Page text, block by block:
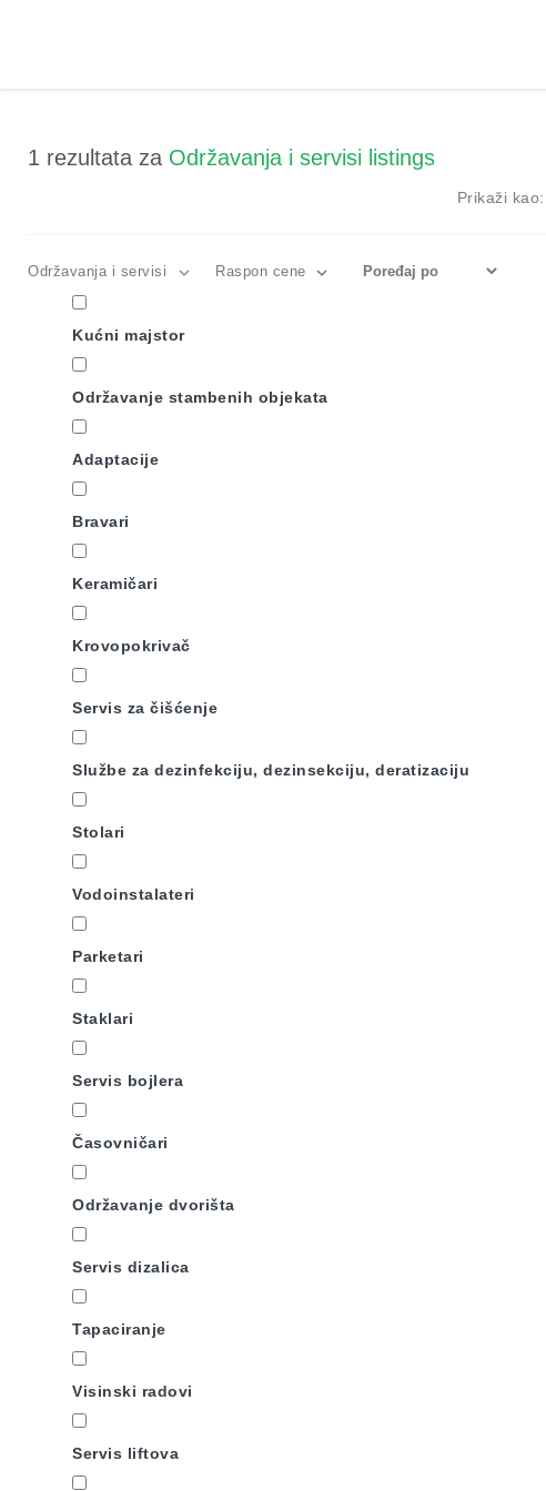
1 rezultata za Održavanja i servisi listings
Prikaži kao:
Održavanja i servisi Raspon cene
Kućni majstor
Održavanje stambenih objekata
Adaptacije
Bravari
Keramičari
Krovopokrivač
Servis za čišćenje
Službe za dezinfekciju, dezinsekciju, deratizaciju
Stolari
Vodoinstalateri
Parketari
Staklari
Servis bojlera
Časovničari
Održavanje dvorišta
Servis dizalica
Tapaciranje
Visinski radovi
Servis liftova